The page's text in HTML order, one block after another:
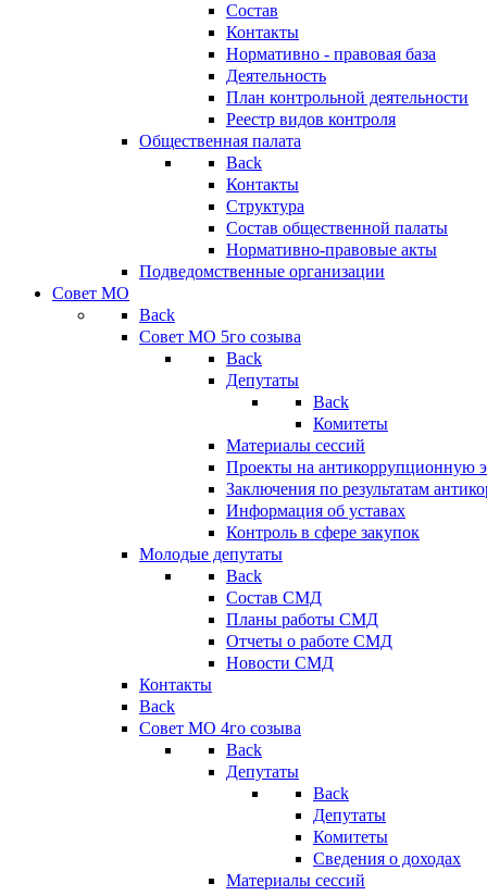
Состав
Контакты
Нормативно - правовая база
Деятельность
План контрольной деятельности
Реестр видов контроля
Общественная палата
Back
Контакты
Структура
Состав общественной палаты
Нормативно-правовые акты
Подведомственные организации
Совет МО
Back
Совет МО 5го созыва
Back
Депутаты
Back
Комитеты
Материалы сессий
Проекты на антикоррупционную
Заключения по результатам
Информация об уставах
Контроль в сфере закупок
Молодые депутаты
Back
Состав СМД
Планы работы СМД
Отчеты о работе СМД
Новости СМД
Контакты
Back
Совет МО 4го созыва
Back
Депутаты
Back
Депутаты
Комитеты
Сведения о доходах
Материалы сессий